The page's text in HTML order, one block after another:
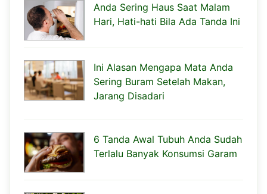
Anda Sering Haus Saat Malam
Hari, Hati-hati Bila Ada Tanda Ini
Ini Alasan Mengapa Mata Anda
Sering Buram Setelah Makan,
Jarang Disadari
6 Tanda Awal Tubuh Anda Sudah
Terlalu Banyak Konsumsi Garam